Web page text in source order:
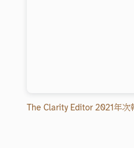
The Clarity Editor 2021年次